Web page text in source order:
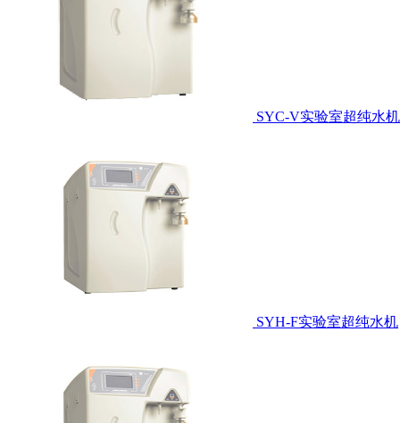
SYC-V实验室超纯水机
SYH-F实验室超纯水机